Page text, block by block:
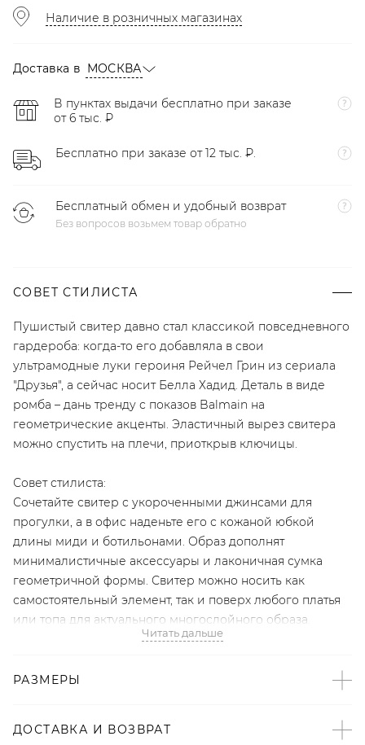
Наличие в розничных магазинах
Доставка в МОСКВА
В пунктах выдачи бесплатно при заказе
от 6 тыс. ₽
Бесплатно при заказе от 12 тыс. ₽.
Бесплатный обмен и удобный возврат
Без вопросов возьмем товар обратно
СОВЕТ СТИЛИСТА
Пушистый свитер давно стал классикой повседневного
гардероба: когда-то его добавляла в свои
ультрамодные луки героиня Рейчел Грин из сериала
"Друзья", а сейчас носит Белла Хадид. Деталь в виде
ромба – дань тренду с показов Balmain на
геометрические акценты. Эластичный вырез свитера
можно спустить на плечи, приоткрыв ключицы.
Совет стилиста:
Сочетайте свитер с укороченными джинсами для
прогулки, а в офис наденьте его с кожаной юбкой
длины миди и ботильонами. Образ дополнят
минималистичные аксессуары и лаконичная сумка
геометричной формы. Свитер можно носить как
самостоятельный элемент, так и поверх любого платья
или топа для актуального многослойного образа.
- Белый свитер — подиумный тренд с показов SS'20
- Несколько вариантов носки: помимо классического
Читать дальше
РАЗМЕРЫ
ДОСТАВКА И ВОЗВРАТ